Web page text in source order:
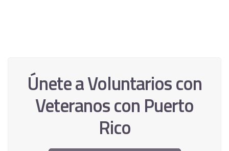
Únete a Voluntarios con
Veteranos con Puerto
Rico